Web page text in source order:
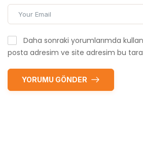
Daha sonraki yorumlarımda
posta adresim ve site adresim bu
YORUMU GÖNDER